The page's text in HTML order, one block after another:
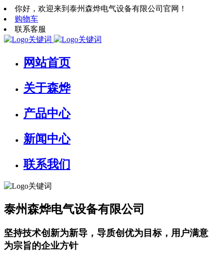
你好，欢迎来到泰州森烨电气设备有限公司官网！
购物车
联系客服
网站首页
关于森烨
产品中心
新闻中心
联系我们
泰州森烨电气设备有限公司
坚持技术创新为新导，导质创优为目标，用户满意
为宗旨的企业方针